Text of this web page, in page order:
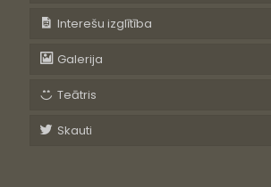
Interešu izglītība
Galerija
Teātris
Skauti